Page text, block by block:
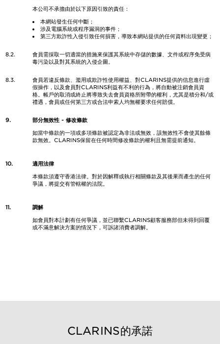
本公司不承擔由於以下原因引致的責任：
本網站發生任何中斷；
涉及電腦系統或程序漏洞的事件；
第三方欺詐性入侵引致任何損害，導致本網站提供的任何資料出現變更；
8.2.
會員需採取一切適當的措施來保護其系統中存儲的數據、文件或程序免受病
毒污染以及對其系統的入侵企圖。
8.3.
會員若違反條款、濫用或欺詐性使用權益、對CLARINS提供的信息進行虛
假操作，以及會員對CLARINS利益有不利的行為，將自動被注銷會員資
格。帳戶的取消或終止將導致失去會員資格所附帶的權利，尤其是積分和/或
禮遇，會員或任何第三方或合法申索人均無權要求任何賠償。
9.
部分無效性 - 修改條款
如當中條款的一項或多項條款被認定為非法或無效，該無效性不會使其餘條
款無效。CLARINS保留在任何時間修改條款的權利且無需提前通知。
10.
適用法律
本條款須遵守香港法律。對於因解釋或執行相關條款及其後果而產生的任何
爭議，將提交有管轄權的法院。
11.
調解
如會員對本計劃有任何爭議，並已聯繫CLARINS顧客服務部但未得到回覆
或不滿意解決方案的情況下，可訴諸消費者調解。
CLARINS的承諾